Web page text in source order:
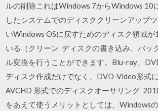
ルの削除これはWindows 7からWindows 10
したシステムでのディスククリーンアップ
いWindows OSに戻すためのディスク領域が
いる（クリーン ディスクの書き込み、バッ
ル変換を行うことができます。Blu-ray、
ディスク作成だけでなく、DVD-Video形式
AVCHD 形式でのディスクオーサリング
をあえて使うメリットとしては、Windows